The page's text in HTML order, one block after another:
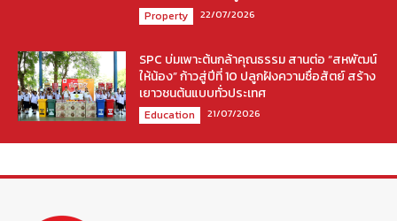
Property 22/07/2026
SPC บ่มเพาะต้นกล้าคุณธรรม สานต่อ “สหพัฒน์
ให้น้อง” ก้าวสู่ปีที่ 10 ปลูกฝังความซื่อสัตย์ สร้าง
เยาวชนต้นแบบทั่วประเทศ
Education 21/07/2026